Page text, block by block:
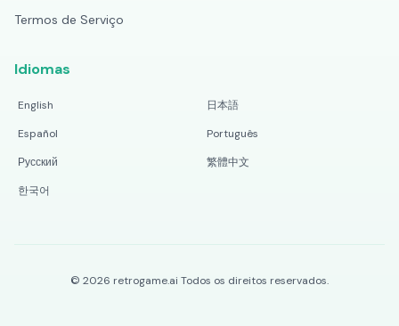
Termos de Serviço
Idiomas
English
日本語
Español
Português
Русский
繁體中文
한국어
© 2026 retrogame.ai Todos os direitos reservados.